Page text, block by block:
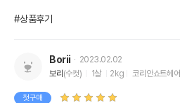
#상품후기
Borii
2023.02.02
보리 (수컷) 1살 2kg 코리안쇼트헤어
첫구매